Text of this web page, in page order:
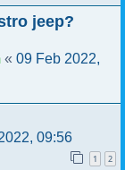
jeep?
« 09 Feb 2022,
09:56
1 2